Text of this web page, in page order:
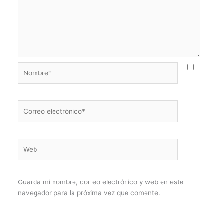
electrónico*
Guarda mi nombre, correo electrónico y web en este
navegador para la próxima vez que comente.